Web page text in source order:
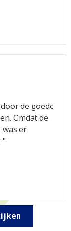
de goede
Omdat de
was er
"